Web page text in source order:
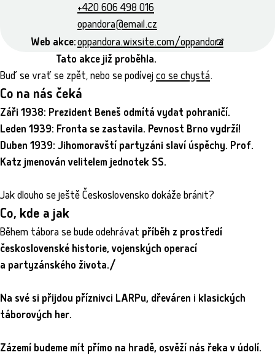
+420 606 498 016
opandora@email.cz
Web akce:oppandora.wixsite.com/oppandora
Tato akce již proběhla.
Buď se vrať se zpět, nebo se podívejco se chystá.
Co na nás čeká
Záři 1938: Prezident Beneš odmítá vydat pohraničí.
Leden 1939: Fronta se zastavila. Pevnost Brno vydrží!
Duben 1939: Jihomoravští partyzáni slaví úspěchy. Prof.
Katz jmenován velitelem jednotek SS.
Jak dlouho se ještě Československo dokáže bránit?
Co, kde a jak
Během tábora se bude odehrávat příběh z prostředí
československé historie, vojenských operací
a partyzánského života./
Na své si přijdou příznivci LARPu, dřeváren i klasických
táborových her.
Zázemí budeme mít přímo na hradě, osvěží nás řeka v údolí.